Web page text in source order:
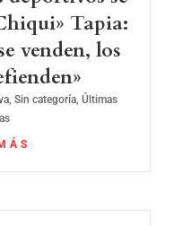
Tapia:
venden, los
, Sin categoría, Últimas